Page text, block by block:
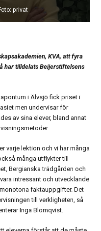
privat
KVA, att fyra
har tilldelats Beijerstiftelsens
i Älvsjö fick priset i
men undervisar för
av sina elever, bland annat
varje lektion och vi har många
många utflykter till
Bergianska trädgården och
intressant och utvecklande
faktauppgifter. Det
till verkligheten, så
Inga Blomqvist.